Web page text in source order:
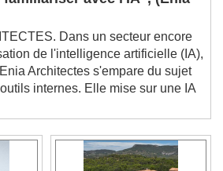
avec l'IA", (Enia
Dans un secteur encore
de l'intelligence artificielle (IA),
Architectes s'empare du sujet